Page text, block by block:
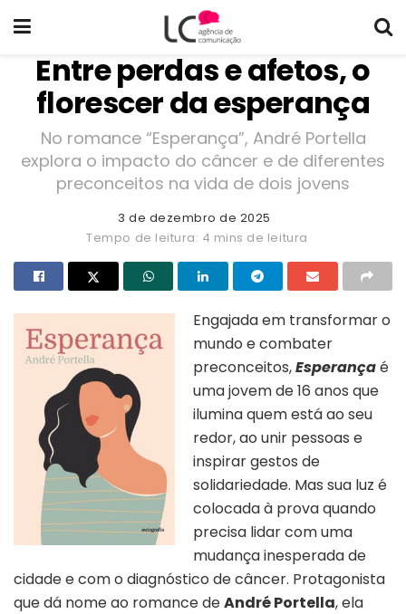
Entre perdas e afetos, o
florescer da esperança
No romance “Esperança”, André Portella
explora o impacto do câncer e de diferentes
preconceitos na vida de dois jovens
3 de dezembro de 2025
Tempo de leitura: 4 mins de leitura
Engajada em transformar o
mundo e combater
preconceitos,Esperançaé
uma jovem de 16 anos que
ilumina quem está ao seu
redor, ao unir pessoas e
inspirar gestos de
solidariedade. Mas sua luz é
colocada à prova quando
precisa lidar com uma
mudança inesperada de
cidade e com o diagnóstico de câncer. Protagonista
que dá nome ao romance deAndré Portella, ela